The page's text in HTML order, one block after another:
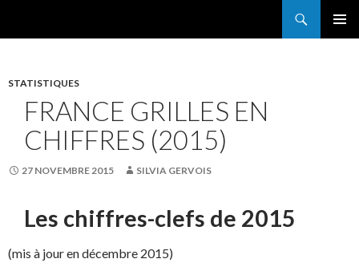
STATISTIQUES
FRANCE GRILLES EN
CHIFFRES (2015)
27 NOVEMBRE 2015 SILVIA GERVOIS
Les chiffres-clefs de 2015
(mis à jour en décembre 2015)